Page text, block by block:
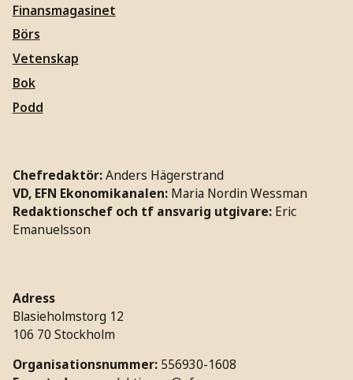
Finansmagasinet
Börs
Vetenskap
Bok
Podd
Chefredaktör:Anders Hägerstrand
VD, EFN Ekonomikanalen: Maria Nordin Wessman
Redaktionschef och tf ansvarig utgivare: Eric
Emanuelsson
Adress
Blasieholmstorg 12
106 70 Stockholm
Organisationsnummer: 556930-1608